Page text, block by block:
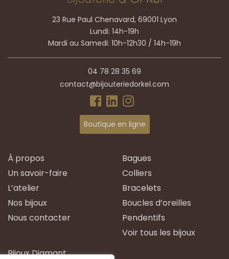
23 Rue Paul Chenavard, 69001 Lyon
Lundi: 14h-19h
Mardi au Samedi: 10h-12h30 / 14h-19h
04 78 28 35 69
contact@bijouteriedorkel.com
Boutique en ligne
À propos
Un savoir-faire
L’atelier
Nos bijoux
Nous contacter
Bagues
Colliers
Bracelets
Boucles d’oreilles
Pendentifs
Voir tous les bijoux
Bijoux Diamant